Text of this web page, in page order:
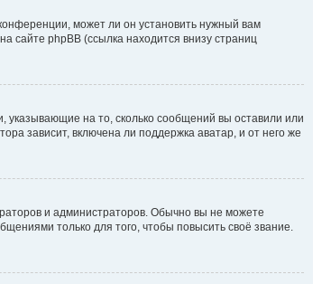
может ли он установить нужный вам
сайте phpBB (ссылка находится внизу страниц
указывающие на то, сколько сообщений вы оставили или
зависит, включена ли поддержка аватар, и от него же
и администраторов. Обычно вы не можете
только для того, чтобы повысить своё звание.